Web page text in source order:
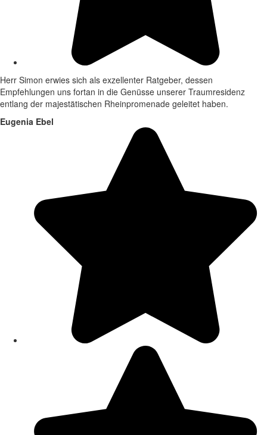
Herr Simon erwies sich als exzellenter Ratgeber, dessen
Empfehlungen uns fortan in die Genüsse unserer Traumresidenz
entlang der majestätischen Rheinpromenade geleitet haben.
Eugenia Ebel